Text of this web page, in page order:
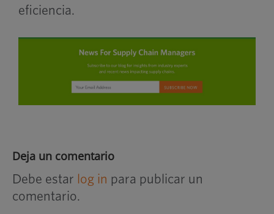
eficiencia.
Deja un comentario
Debe estar log in para publicar un
comentario.